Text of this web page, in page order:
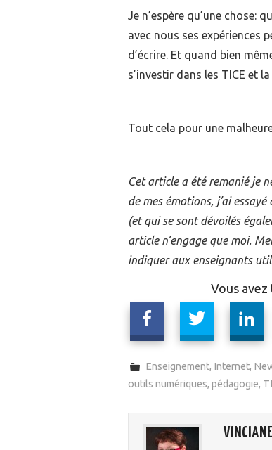
Je n’espère qu’une chose:
avec nous ses expériences
d’écrire. Et quand bien
s’investir dans les TICE et
Tout cela pour une
Cet article a été remanié je
de mes émotions, j’ai
(et qui se sont dévoilés
article n’engage que moi.
indiquer aux enseignants
Vous
Enseignement, Internet,
outils numériques, pédagogie,
VINCIANE